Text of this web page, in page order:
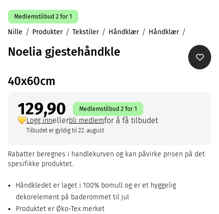
Medlemstilbud 2 for 1
Nille Produkter Tekstiler Håndklær Håndklær
Noelia gjestehåndkle
40x60cm
129,90 Medlemstilbud 2 for 1
Logg innellerbli medlemfor å få tilbudet
Tilbudet er gyldig til 22. august
Rabatter beregnes i handlekurven og kan påvirke prisen på det
spesifikke produktet.
Håndkledet er laget i 100% bomull og er et hyggelig
dekorelement på baderommet til jul
Produktet er Øko-Tex merket